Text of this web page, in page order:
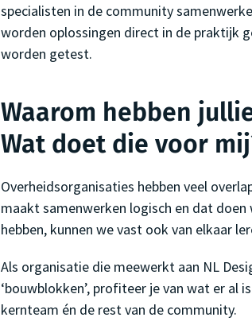
specialisten in de community
worden oplossingen direct in de praktijk
worden getest.
Waarom hebben
Wat doet die voor
Overheidsorganisaties hebben veel
maakt samenwerken logisch en dat
hebben, kunnen we vast ook van elkaar
Als organisatie die meewerkt aan NL
‘bouwblokken’, profiteer je van wat er al
kernteam én de rest van de community.